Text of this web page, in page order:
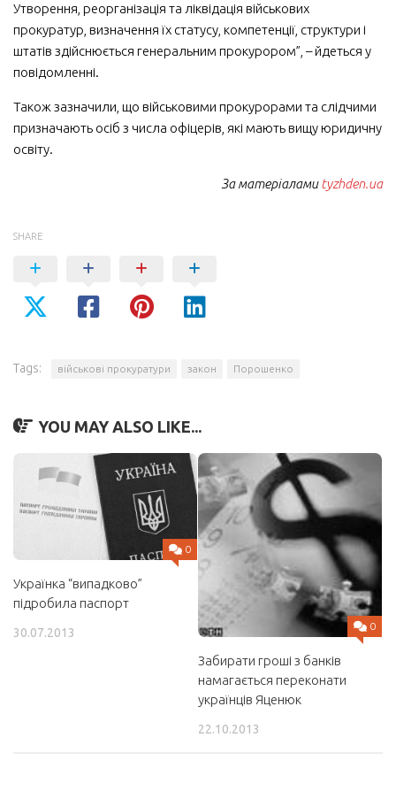
Утворення, реорганізація та ліквідація військових
прокуратур, визначення їх статусу, компетенції, структури і
штатів здійснюється генеральним прокурором”, – йдеться у
повідомленні.
Також зазначили, що військовими прокурорами та слідчими
призначають осіб з числа офіцерів, які мають вищу юридичну
освіту.
За матеріаламиtyzhden.ua
SHARE
Tags: військові прокуратури закон Порошенко
YOU MAY ALSO LIKE...
0
Українка “випадково”
підробила паспорт
30.07.2013 0
Забирати гроші з банків
намагається переконати
українців Яценюк
22.10.2013